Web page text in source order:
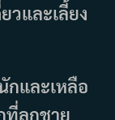
วและเลี้ยง
กและเหลือ
ที่ลูกชาย